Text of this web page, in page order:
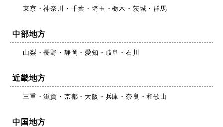
東京・神奈川・千葉・埼玉・栃木・茨城・群馬
中部地方
山梨・長野・静岡・愛知・岐阜・石川
近畿地方
三重・滋賀・京都・大阪・兵庫・奈良・和歌山
中国地方